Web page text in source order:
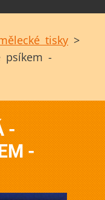
tisky >
psíkem -
-
-